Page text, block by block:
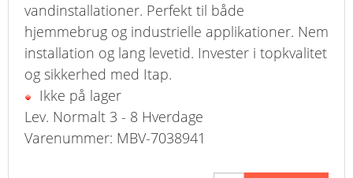
vandinstallationer. Perfekt til både
hjemmebrug og industrielle applikationer. Nem
installation og lang levetid. Invester i topkvalitet
og sikkerhed med Itap.
Ikke på lager
Lev. Normalt 3 - 8 Hverdage
Varenummer: MBV-7038941